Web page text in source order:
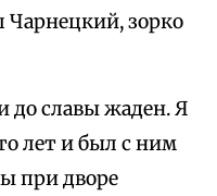
зорко
славы жаден. Я
лет и был с ним
при дворе